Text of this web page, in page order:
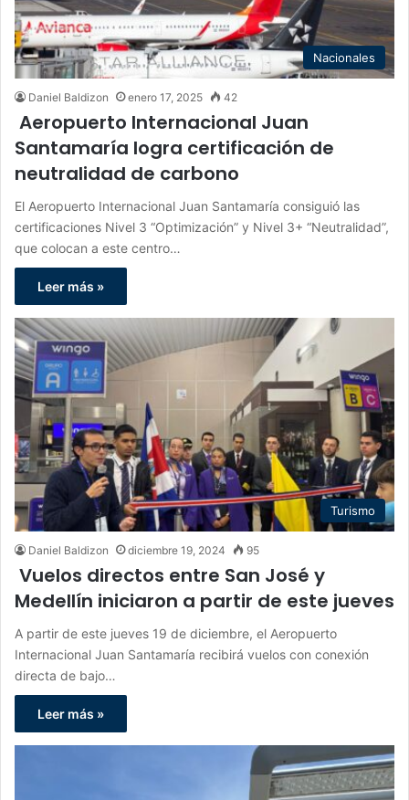
Nacionales
Daniel Baldizon enero 17, 2025 42
Aeropuerto Internacional Juan
Santamaría logra certificación de
neutralidad de carbono
El Aeropuerto Internacional Juan Santamaría consiguió las
certificaciones Nivel 3 “Optimización” y Nivel 3+ “Neutralidad”,
que colocan a este centro…
Leer más »
Turismo
Daniel Baldizon diciembre 19, 2024 95
Vuelos directos entre San José y
Medellín iniciaron a partir de este jueves
A partir de este jueves 19 de diciembre, el Aeropuerto
Internacional Juan Santamaría recibirá vuelos con conexión
directa de bajo…
Leer más »